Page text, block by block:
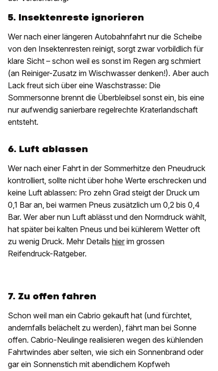
5. Insektenreste ignorieren
Wer nach einer längeren Autobahnfahrt nur die Scheibe
von den Insektenresten reinigt, sorgt zwar vorbildlich für
klare Sicht – schon weil es sonst im Regen arg schmiert
(an Reiniger-Zusatz im Wischwasser denken!). Aber auch
Lack freut sich über eine Waschstrasse: Die
Sommersonne brennt die Überbleibsel sonst ein, bis eine
nur aufwendig sanierbare regelrechte Kraterlandschaft
entsteht.
6. Luft ablassen
Wer nach einer Fahrt in der Sommerhitze den Pneudruck
kontrolliert, sollte nicht über hohe Werte erschrecken und
keine Luft ablassen: Pro zehn Grad steigt der Druck um
0,1 Bar an, bei warmen Pneus zusätzlich um 0,2 bis 0,4
Bar. Wer aber nun Luft ablässt und den Normdruck wählt,
hat später bei kalten Pneus und bei kühlerem Wetter oft
zu wenig Druck. Mehr Details hier im grossen
Reifendruck-Ratgeber.
7. Zu offen fahren
Schon weil man ein Cabrio gekauft hat (und fürchtet,
andernfalls belächelt zu werden), fährt man bei Sonne
offen. Cabrio-Neulinge realisieren wegen des kühlenden
Fahrtwindes aber selten, wie sich ein Sonnenbrand oder
gar ein Sonnenstich mit abendlichem Kopfweh